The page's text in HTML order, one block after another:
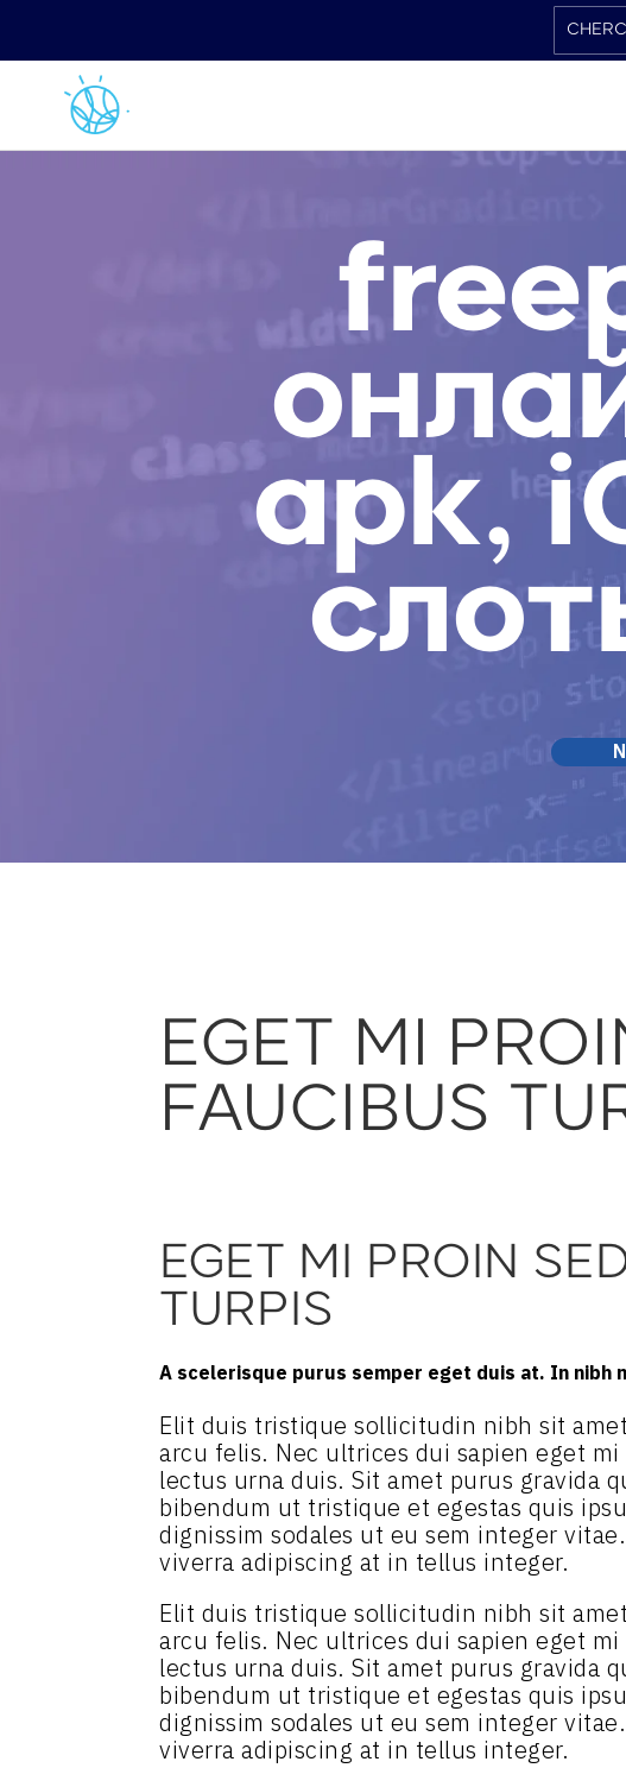
apk,
EGET MI
FAUCIBUS
EGET MI PROIN
TURPIS
A scelerisque purus semper eget duis at. In nibh
Elit duis tristique sollicitudin nibh sit
arcu felis. Nec ultrices dui sapien eget
lectus urna duis. Sit amet purus gravida
bibendum ut tristique et egestas quis
dignissim sodales ut eu sem integer
viverra adipiscing at in tellus integer.
Elit duis tristique sollicitudin nibh sit
arcu felis. Nec ultrices dui sapien eget
lectus urna duis. Sit amet purus gravida
bibendum ut tristique et egestas quis
dignissim sodales ut eu sem integer
viverra adipiscing at in tellus integer.